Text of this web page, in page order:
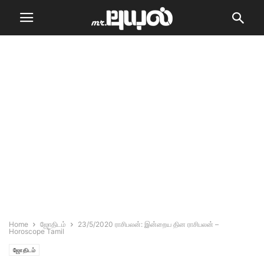
Home ஜோதிடம்
23/5/2020 ராசிபலன்: இன்றைய தின ராசிபலன் –
Horoscope Tamil
ஜோதிடம்